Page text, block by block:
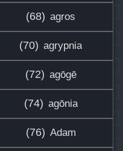
(68) agros
(70) agrypnia
(72) agōgē
(74) agōnia
(76) Adam